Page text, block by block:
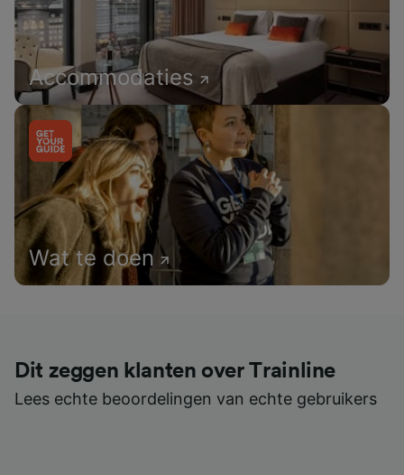
Accommodaties
Wat te doen
Dit zeggen klanten over Trainline
Lees echte beoordelingen van echte gebruikers